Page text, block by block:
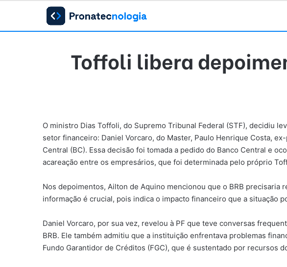
Toffoli libera
O ministro Dias Toffoli, do Supremo Tribunal Federal (STF), decidiu
setor financeiro: Daniel Vorcaro, do Master, Paulo Henrique Costa,
Central (BC). Essa decisão foi tomada a pedido do Banco Central e
acareação entre os empresários, que foi determinada pelo próprio
Nos depoimentos, Ailton de Aquino mencionou que o BRB precisaria
informação é crucial, pois indica o impacto financeiro que a situação
Daniel Vorcaro, por sua vez, revelou à PF que teve conversas
BRB. Ele também admitiu que a instituição enfrentava problemas
Fundo Garantidor de Créditos (FGC), que é sustentado por recursos